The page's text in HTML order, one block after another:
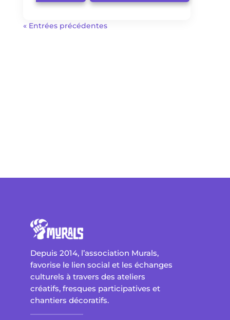
« Entrées précédentes
Depuis 2014, l’association Murals,
favorise le lien social et les échanges
culturels à travers des ateliers
créatifs, fresques participatives et
chantiers décoratifs.